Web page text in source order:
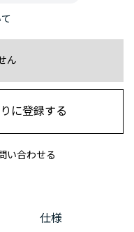
ん
い合わせる
に登録する
仕様